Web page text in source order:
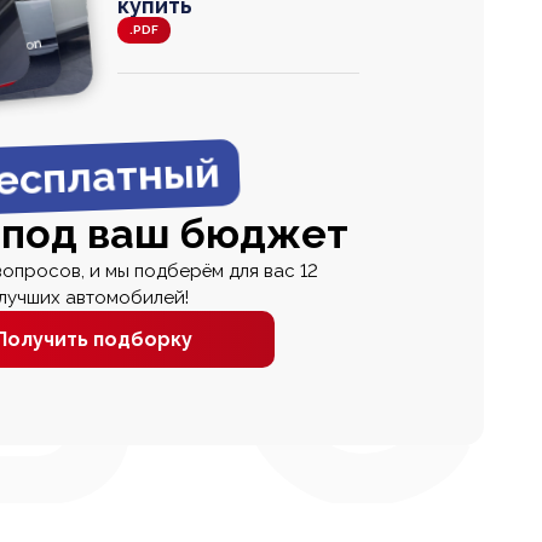
000
купить
.PDF
ваш бюджет
и мы подберём для вас 12
автомобилей!
подборку